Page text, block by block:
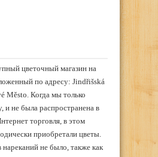
цветочный магазин на
по адресу: Jindřišská
Město. Когда мы только
и не была распространена в
торговля, в этом
приобретали цветы.
нареканий не было, также как